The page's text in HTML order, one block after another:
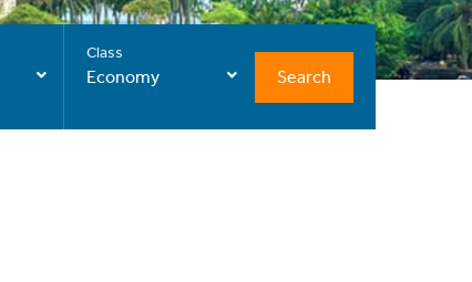
Class
Economy Search